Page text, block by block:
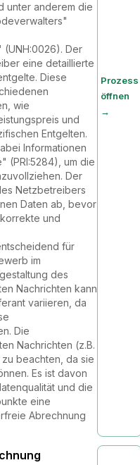
unter anderem die
Der
eine detaillierte
Diese
wie
und
Entgelten.
Informationen
(PRI:5284), um die
Der
Netzbetreibers
Daten ab, bevor
und
für
im
des
Nachrichten kann
variieren, da
Die
Nachrichten (z.B.
zu beachten, da sie
Es ist davon
und die
eine
Abrechnung
Prozess
öffnen
→